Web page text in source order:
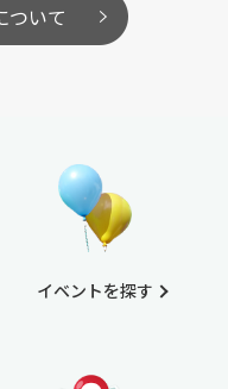
ついて
イベントを探す